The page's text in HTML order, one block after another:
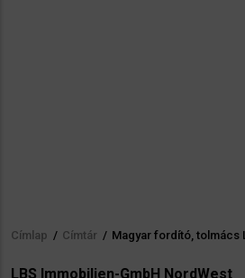
Morzsa
Címlap / Címtár / Magyar fordító,
LBS Immobilien-GmbH NordWest